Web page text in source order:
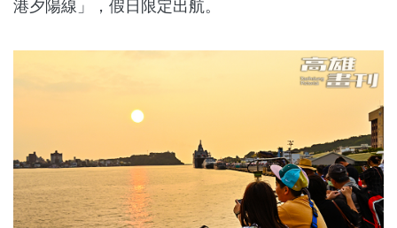
港夕陽線」，假日限定出航。